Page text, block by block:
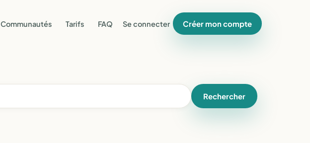
Communautés Tarifs FAQ Se connecter Créer mon compte
Rechercher